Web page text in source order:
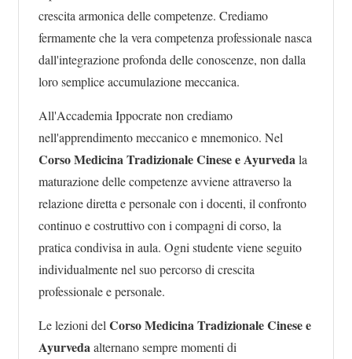
crescita armonica delle competenze. Crediamo
fermamente che la vera competenza professionale nasca
dall'integrazione profonda delle conoscenze, non dalla
loro semplice accumulazione meccanica.
All'Accademia Ippocrate non crediamo
nell'apprendimento meccanico e mnemonico. Nel
Corso Medicina Tradizionale Cinese e Ayurvedala
maturazione delle competenze avviene attraverso la
relazione diretta e personale con i docenti, il confronto
continuo e costruttivo con i compagni di corso, la
pratica condivisa in aula. Ogni studente viene seguito
individualmente nel suo percorso di crescita
professionale e personale.
Le lezioni del Corso Medicina Tradizionale Cinese e
Ayurvedaalternano sempre momenti di